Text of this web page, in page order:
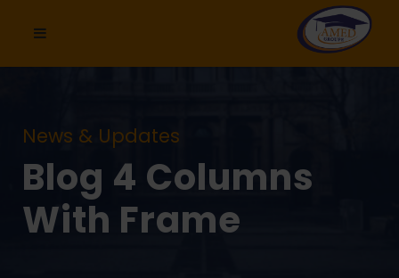
News & Updates
Blog 4 Columns
With Frame